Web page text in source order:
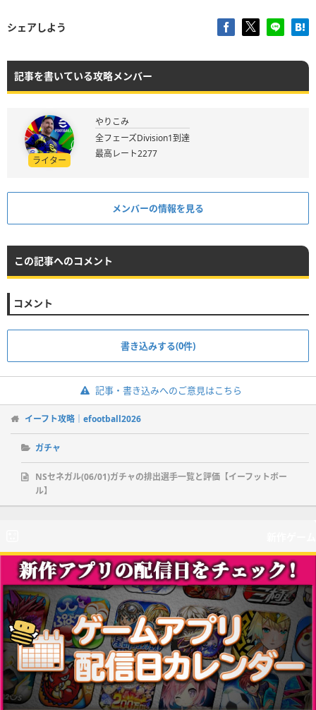
シェアしよう
記事を書いている攻略メンバー
ライター
やりこみ
全フェーズDivision1到達
最高レート2277
メンバーの情報を見る
この記事へのコメント
コメント
書き込みする(0件)
記事・書き込みへのご意見はこちら
イーフト攻略｜efootball2026
ガチャ
NSセネガル(06/01)ガチャの排出選手一覧と評価【イーフットボー
ル】